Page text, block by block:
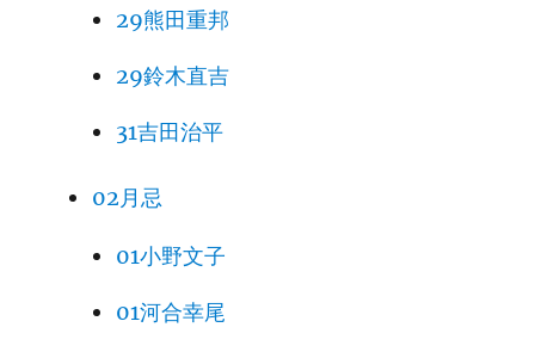
29熊田重邦
29鈴木直吉
31吉田治平
02月忌
01小野文子
01河合幸尾